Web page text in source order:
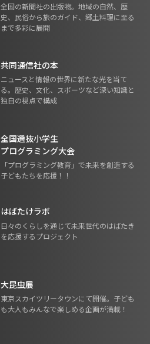
全国の新聞社の出版物。地域の自然、歴
史、民俗から旅のガイド、郷土料理に至る
まで多彩に展開
共同通信社の本
ニュースと情報の世界に新たな光を当て
る。歴史、文化、スポーツなど深い知識と
独自の視点で構成
全国選抜小学生
プログラミング大会
「プログラミング教育」で未来を創造する
子どもたちを応援！！
はばたけラボ
日々のくらしを通じて未来世代のはばたき
を応援するプロジェクト
大昆虫展
東京スカイツリータウンにて開催。子ども
も大人もみんなで楽しめる企画が満載！